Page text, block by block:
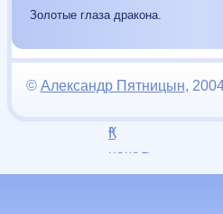
Золотые глаза дракона.
К
началу
страницы
^
© Александр Пятницын,